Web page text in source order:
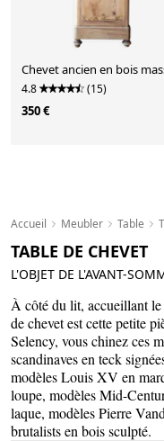
Chevet ancien en bois
4.8 (15)
350 €
Accueil Meubler Table
TABLE DE CHEVET
L'OBJET DE L'AVANT-
À côté du lit, accueillant
de chevet est cette petite
Selency, vous chinez ces
scandinaves en teck
modèles Louis XV en
loupe, modèles Mid-
laque, modèles Pierre
brutalists en bois sculpté.